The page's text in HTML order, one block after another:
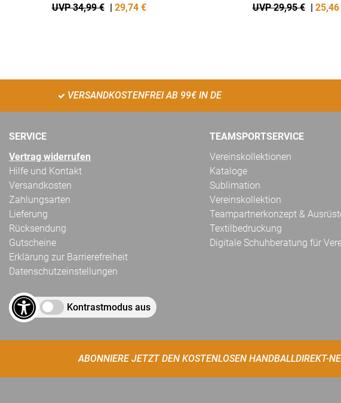
UVP 34,99 € | 29,74 € UVP 29,95 € | 25,46
VERSANDKOSTENFREI AB 99€ IN DE
SERVICE
Vertrag widerrufen
Hilfe und Kontakt
Versandkosten
Zahlungsarten
Lieferung
Rücksendung
Gutscheine
Erklärung zur Barrierefreiheit
Datenschutzeinstellungen
Kontrastmodus aus
TEAMSPORTSERVICE
Vereinskollektionen
Kataloge
Sublimation
Vereinskollektion
Teampartnerkonzept &
Textilbedruckung
Digitale Schuhberatung für
ABONNIERE JETZT DEN KOSTENLOSEN HANDBALLDIREKT-